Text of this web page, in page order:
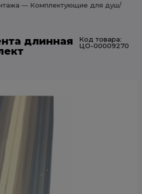
― Комплектующие для душ/
длинная
Код товара:
ЦО-00009270